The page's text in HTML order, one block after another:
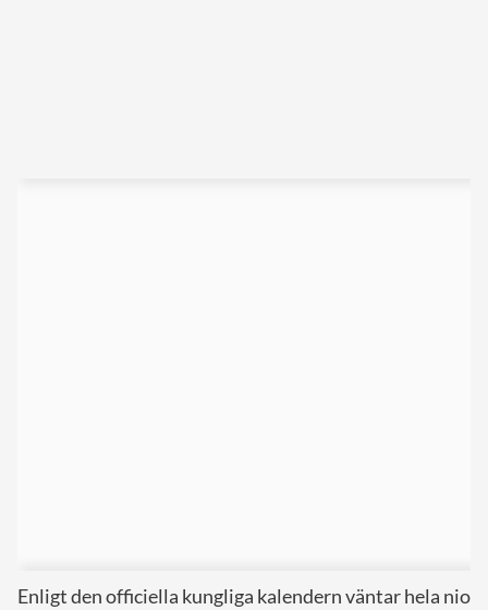
Enligt den officiella kungliga kalendern väntar hela nio